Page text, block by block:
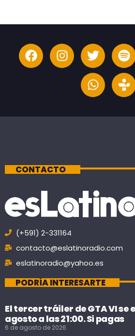
CONTACTO
(+591) 2-331164
contacto@eslatinoradio.com
eslatinoradio@yahoo.es
PODRÍA INTERESARTE
El tercer tráiler de GTA VI se
agosto a las 21:00. Si pagas
6 de agosto de 2026